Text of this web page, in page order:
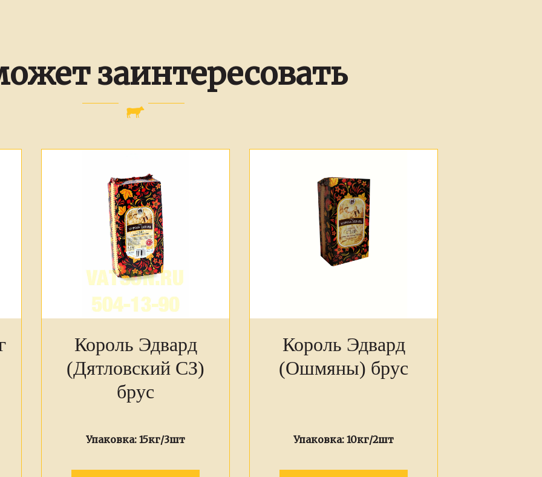
заинтересовать
Король Эдвард
(Дятловский СЗ)
брус
Упаковка: 15кг/3шт
Король Эдвард
(Ошмяны) брус
Упаковка: 10кг/2шт